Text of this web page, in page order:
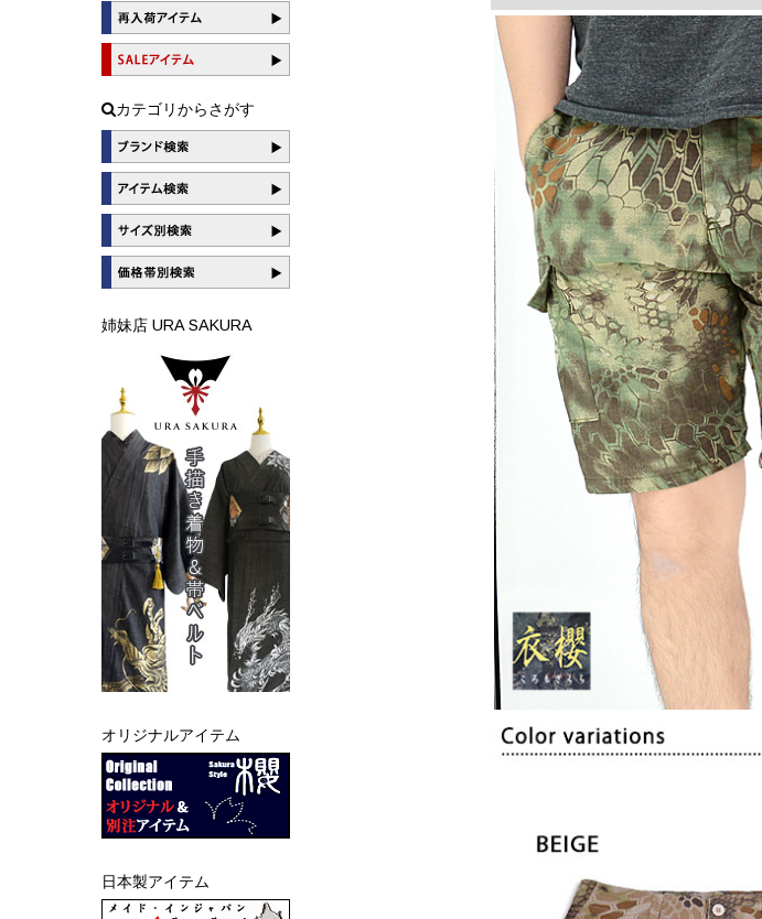
カテゴリからさがす
姉妹店 URA SAKURA
オリジナルアイテム
日本製アイテム